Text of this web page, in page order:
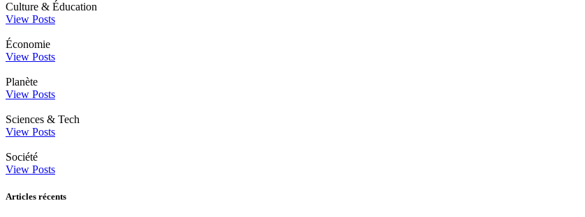
Culture & Éducation
View Posts
Économie
View Posts
Planète
View Posts
Sciences & Tech
View Posts
Société
View Posts
Articles récents